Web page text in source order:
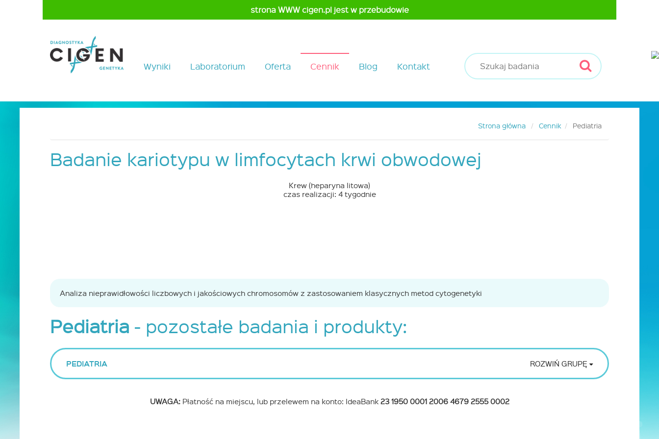
strona WWW cigen.pl jest w przebudowie
Wyniki Laboratorium Oferta Cennik Blog Kontakt
Strona główna Cennik Pediatria
Badanie kariotypu w limfocytach krwi obwodowej
Krew (heparyna litowa)
czas realizacji: 4 tygodnie
Analiza nieprawidłowości liczbowych i jakościowych chromosomów z zastosowaniem klasycznych metod cytogenetyki
Pediatria - pozostałe badania i produkty:
PEDIATRIA ROZWIŃ GRUPĘ
UWAGA:Płatność na miejscu, lub przelewem na konto: IdeaBank 23 1950 0001 2006 4679 2555 0002